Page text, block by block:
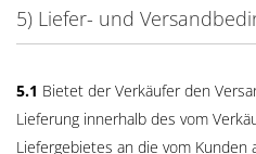
5) Liefer- und
5.1 Bietet der Verkäufer den
Lieferung innerhalb des vom
Liefergebietes an die vom Kunden